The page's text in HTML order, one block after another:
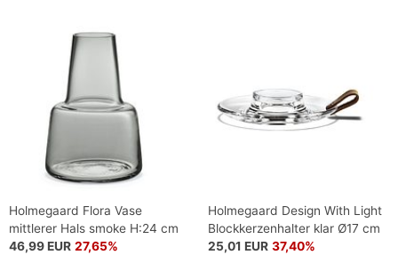
Holmegaard Flora Vase
mittlerer Hals smoke H:24 cm
46,99 EUR 27,65%
Holmegaard Design With Light
Blockkerzenhalter klar Ø17 cm
25,01 EUR 37,40%